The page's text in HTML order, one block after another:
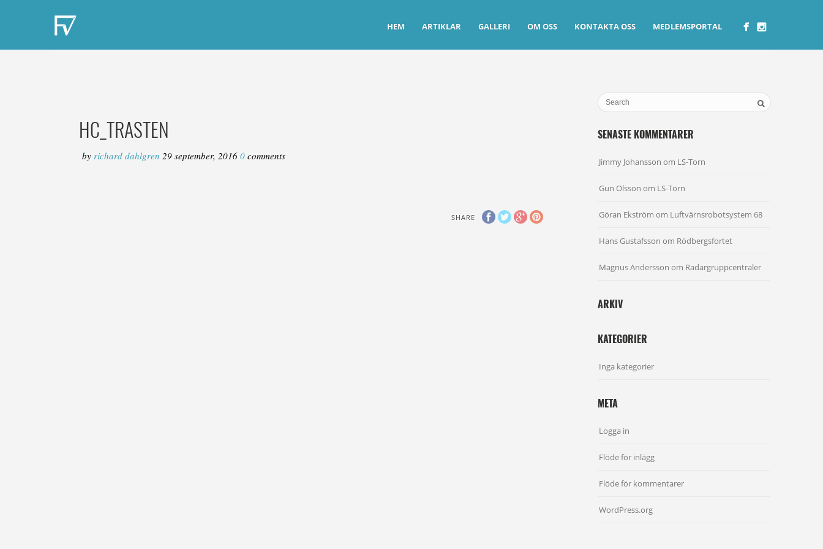
HEM ARTIKLAR GALLERI OM OSS KONTAKTA OSS MEDLEMSPORTAL
HC_TRASTEN
byrichard dahlgren29 september, 2016 0comments
SHARE
SENASTE KOMMENTARER
Jimmy Johansson om LS-Torn
Gun Olsson om LS-Torn
Göran Ekström om Luftvärnsrobotsystem 68
Hans Gustafsson om Rödbergsfortet
Magnus Andersson om Radargruppcentraler
ARKIV
KATEGORIER
Inga kategorier
META
Logga in
Flöde för inlägg
Flöde för kommentarer
WordPress.org